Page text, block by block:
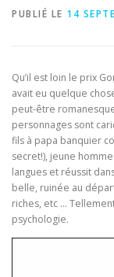
DES BONS
PUBLIÉ LE 14
Qu’il est loin le prix
avait eu quelque
peut-être
personnages sont
fils à papa banquier
secret!), jeune
langues et réussit
belle, ruinée au
riches, etc …
psychologie.